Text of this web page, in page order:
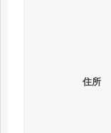
住所